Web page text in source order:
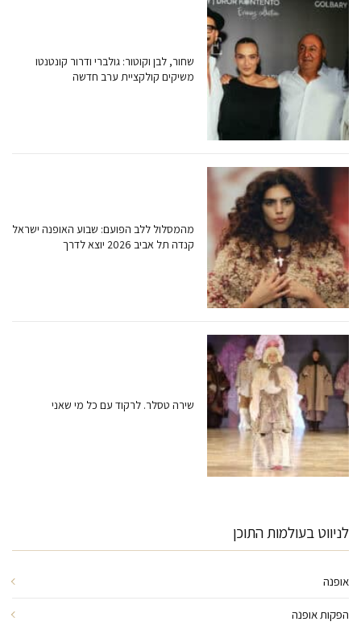
שחור, לבן וקוטור: גולברי ודרור קונטנטו
משיקים קולקציית ערב חדשה
מהמסלול ללב הפועם: שבוע האופנה ישראל
קנדה תל אביב 2026 יוצא לדרך
שירה טסלר. לרקוד עם כל מי שאני
לניווט בעולמות התוכן
אופנה
הפקות אופנה